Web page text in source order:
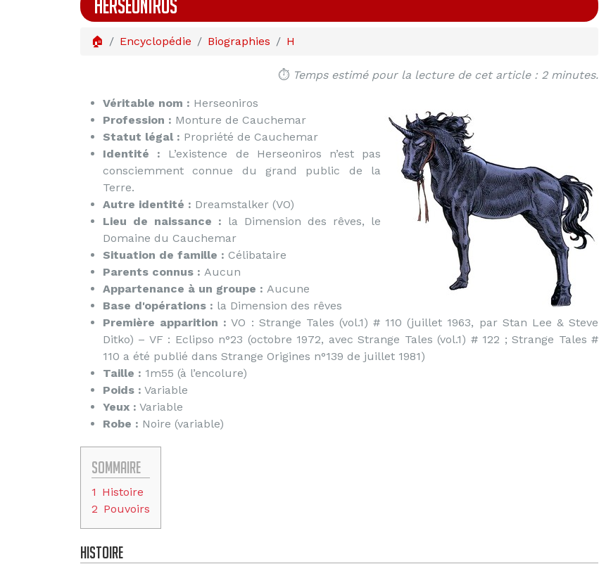
HERSEONIROS
🏠 Encyclopédie Biographies H
⏱️ Temps estimé pour la lecture de cet article : 2 minutes.
Véritable nom : Herseoniros
Profession : Monture de Cauchemar
Statut légal : Propriété de Cauchemar
Identité : L’existence de Herseoniros n’est pas
consciemment connue du grand public de la
Terre.
Autre identité : Dreamstalker (VO)
Lieu de naissance : la Dimension des rêves, le
Domaine du Cauchemar
Situation de famille : Célibataire
Parents connus : Aucun
Appartenance à un groupe : Aucune
Base d'opérations : la Dimension des rêves
Première apparition : VO : Strange Tales (vol.1) # 110 (juillet 1963, par Stan Lee & Steve
Ditko) – VF : Eclipso n°23 (octobre 1972, avec Strange Tales (vol.1) # 122 ; Strange Tales #
110 a été publié dans Strange Origines n°139 de juillet 1981)
Taille : 1m55 (à l’encolure)
Poids : Variable
Yeux : Variable
Robe : Noire (variable)
Sommaire
1 Histoire
2 Pouvoirs
Histoire